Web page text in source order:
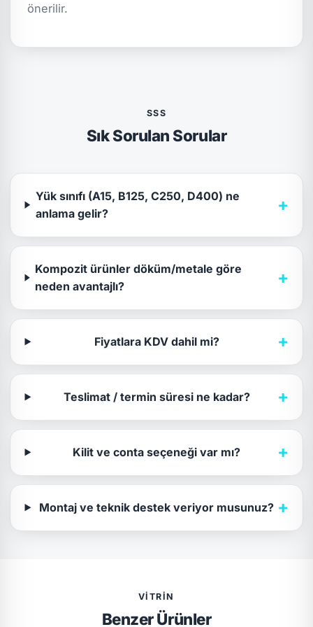
önerilir.
SSS
Sık Sorulan Sorular
Yük sınıfı (A15, B125, C250, D400) ne
anlama gelir?
+
Kompozit ürünler döküm/metale göre
neden avantajlı?
+
Fiyatlara KDV dahil mi? +
Teslimat / termin süresi ne kadar? +
Kilit ve conta seçeneği var mı? +
Montaj ve teknik destek veriyor musunuz? +
VITRIN
Benzer Ürünler